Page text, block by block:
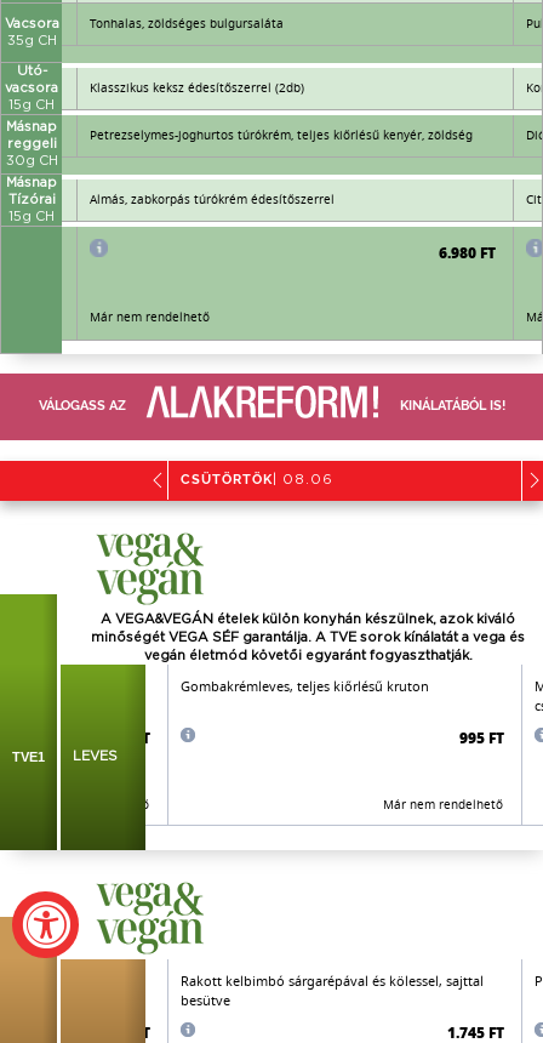
Vacsora
35g CH
Tonhalas, zöldséges bulgursaláta
Utó-
vacsora
15g CH
Klasszikus keksz édesítőszerrel (2db)
Másnap
reggeli
30g CH
Petrezselymes-joghurtos túrókrém, teljes kiőrlésű kenyér, zöldség
Másnap
Tízórai
15g CH
Almás, zabkorpás túrókrém édesítőszerrel
6.980 FT
Már nem rendelhető
VÁLOGASS AZ KINÁLATÁBÓL IS!
CSÜTÖRTÖK | 08.06
A VEGA&VEGÁN ételek külön konyhán készülnek, azok kiváló
minőségét VEGA SÉF garantálja. A TVE sorok kínálatát a vega és
vegán életmód követői egyarántfogyaszthatják.
TVE1 LEVES
890 FT
Már nem rendelhető
Gombakrémleves, teljes kiőrlésű kruton
995 FT
Már nem rendelhető
1.845 FT
Rakott kelbimbó sárgarépával és kölessel, sajttal
besütve
1.745 FT